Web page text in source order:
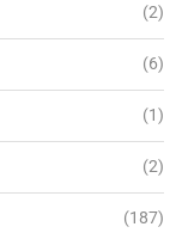
(2)
(6)
(1)
(2)
(187)